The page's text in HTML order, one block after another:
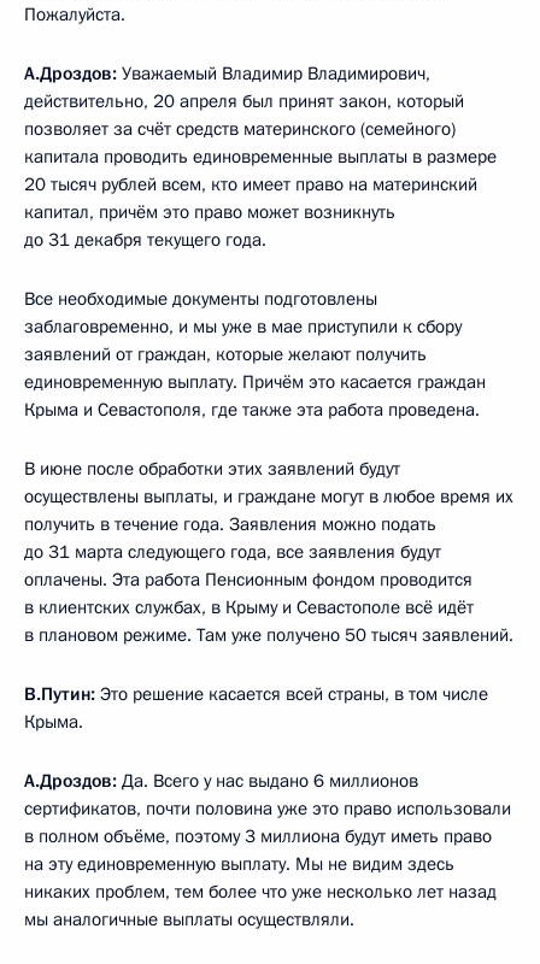
Пожалуйста.
А.Дроздов: Уважаемый Владимир Владимирович,
действительно, 20 апреля был принят закон, который
позволяет за счёт средств материнского (семейного)
капитала проводить единовременные выплаты в размере
20 тысяч рублей всем, кто имеет право на материнский
капитал, причём это право может возникнуть
до 31 декабря текущего года.
Все необходимые документы подготовлены
заблаговременно, и мы уже в мае приступили к сбору
заявлений от граждан, которые желают получить
единовременную выплату. Причём это касается граждан
Крыма и Севастополя, где также эта работа проведена.
В июне после обработки этих заявлений будут
осуществлены выплаты, и граждане могут в любое время их
получить в течение года. Заявления можно подать
до 31 марта следующего года, все заявления будут
оплачены. Эта работа Пенсионным фондом проводится
в клиентских службах, в Крыму и Севастополе всё идёт
в плановом режиме. Там уже получено 50 тысяч заявлений.
В.Путин: Это решение касается всей страны, в том числе
Крыма.
А.Дроздов: Да. Всего у нас выдано 6 миллионов
сертификатов, почти половина уже это право использовали
в полном объёме, поэтому 3 миллиона будут иметь право
на эту единовременную выплату. Мы не видим здесь
никаких проблем, тем более что уже несколько лет назад
мы аналогичные выплаты осуществляли.